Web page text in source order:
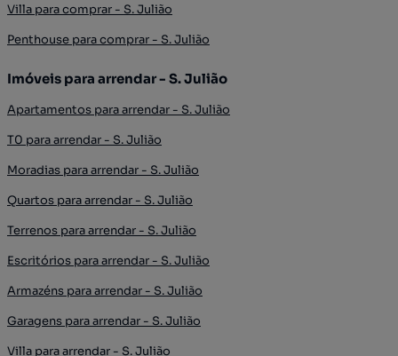
Villa para comprar - S. Julião
Penthouse para comprar - S. Julião
Imóveis para arrendar - S. Julião
Apartamentos para arrendar - S. Julião
T0 para arrendar - S. Julião
Moradias para arrendar - S. Julião
Quartos para arrendar - S. Julião
Terrenos para arrendar - S. Julião
Escritórios para arrendar - S. Julião
Armazéns para arrendar - S. Julião
Garagens para arrendar - S. Julião
Villa para arrendar - S. Julião